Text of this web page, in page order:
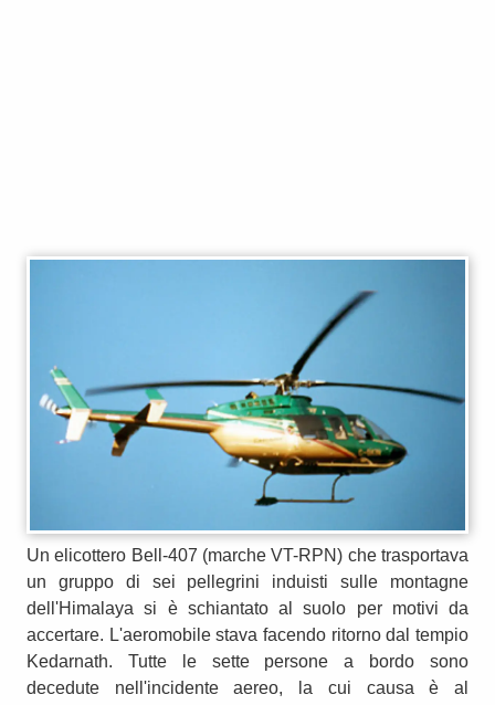
Un elicottero Bell-407 (marche VT-RPN) che trasportava
un gruppo di sei pellegrini induisti sulle montagne
dell'Himalaya si è schiantato al suolo per motivi da
accertare. L'aeromobile stava facendo ritorno dal tempio
Kedarnath. Tutte le sette persone a bordo sono
decedute nell'incidente aereo, la cui causa è al